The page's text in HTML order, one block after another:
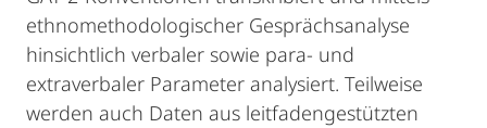
ethnomethodologischer Gesprächsanalyse
hinsichtlich verbaler sowie para- und
extraverbaler Parameter analysiert. Teilweise
werden auch Daten aus leitfadengestützten